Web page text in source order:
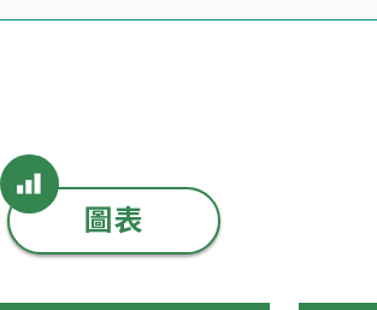
圖表